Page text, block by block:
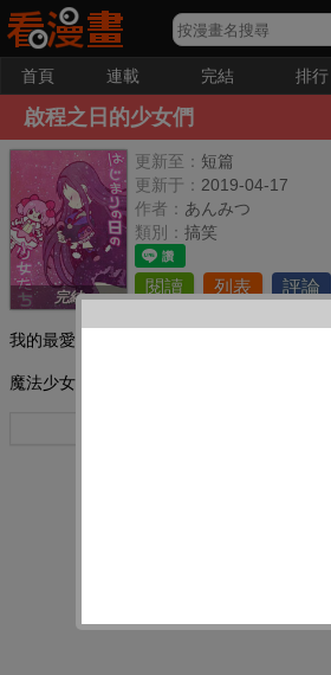
首頁 連載 完結 排行
啟程之日的少女們
完結
更新至： 短篇
更新于： 2019-04-17
作者： あんみつ
類別： 搞笑
閱讀 列表 評論
我的最愛：
魔法少女們的異色物語